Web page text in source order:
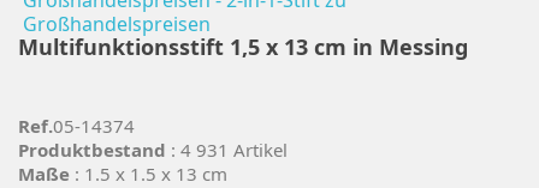
Multifunktionsstift 1,5 x 13 cm in Messing
Ref.05-14374
Produktbestand : 4 931 Artikel
Maße : 1.5 x 1.5 x 13 cm